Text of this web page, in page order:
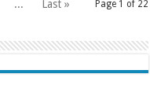
Page 1 of 22
... Last »